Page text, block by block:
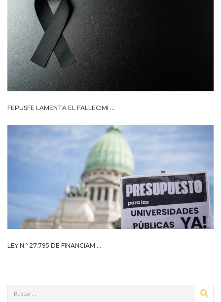
FEPUSFE LAMENTA EL FALLECIMI ...
LEY N.º 27.795 DE FINANCIAM ...